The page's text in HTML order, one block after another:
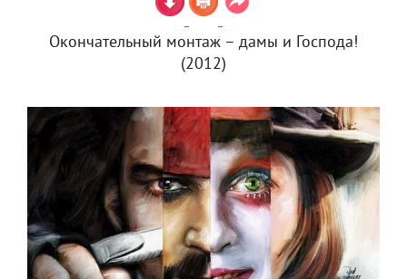
Окончательный монтаж – дамы и Господа!
(2012)